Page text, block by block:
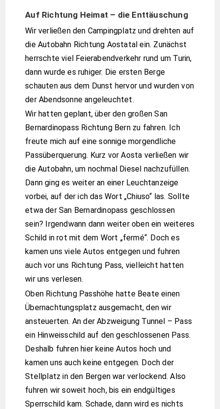
Auf Richtung Heimat – die Enttäuschung
Wir verließen den Campingplatz und drehten auf
die Autobahn Richtung Aostatal ein. Zunächst
herrschte viel Feierabendverkehr rund um Turin,
dann wurde es ruhiger. Die ersten Berge
schauten aus dem Dunst hervor und wurden von
der Abendsonne angeleuchtet.
Wir hatten geplant, über den großen San
Bernardinopass Richtung Bern zu fahren. Ich
freute mich auf eine sonnige morgendliche
Passüberquerung. Kurz vor Aosta verließen wir
die Autobahn, um nochmal Diesel nachzufüllen.
Dann ging es weiter an einer Leuchtanzeige
vorbei, auf der ich das Wort „Chiuso“ las. Sollte
etwa der San Bernardinopass geschlossen
sein? Irgendwann dann weiter oben ein weiteres
Schild in rot mit dem Wort „fermé“. Doch es
kamen uns viele Autos entgegen und fuhren
auch vor uns Richtung Pass, vielleicht hatten
wir uns verlesen.
Oben Richtung Passhöhe hatte Beate einen
Übernachtungsplatz ausgemacht, den wir
ansteuerten. An der Abzweigung Tunnel – Pass
ein Hinweisschild auf den geschlossenen Pass.
Deshalb fuhren hier keine Autos hoch und
kamen uns auch keine entgegen. Doch der
Stellplatz in den Bergen war verlockend. Also
fuhren wir soweit hoch, bis ein endgültiges
Sperrschild kam. Schade, dann wird es nichts